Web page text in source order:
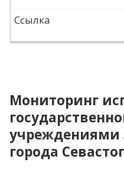
Ссылка
Мониторинг
учреждениями
города